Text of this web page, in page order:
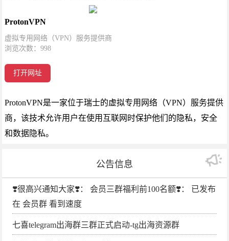
ProtonVPN
虚拟专用网络（VPN）服务提供商
浏览次数：998
打开网址
ProtonVPN是一家位于瑞士的虚拟专用网络（VPN）服务提供
商，该技术允许用户在使用互联网时保护他们的隐私，安全
和数据隐私。
公告信息
❣️很高兴通知大家❣️： 会员三群福利前100名额❣️： 已发布
在 会员群 看到速度
七喜telegram出海群三群正式启动-tg出海资源群